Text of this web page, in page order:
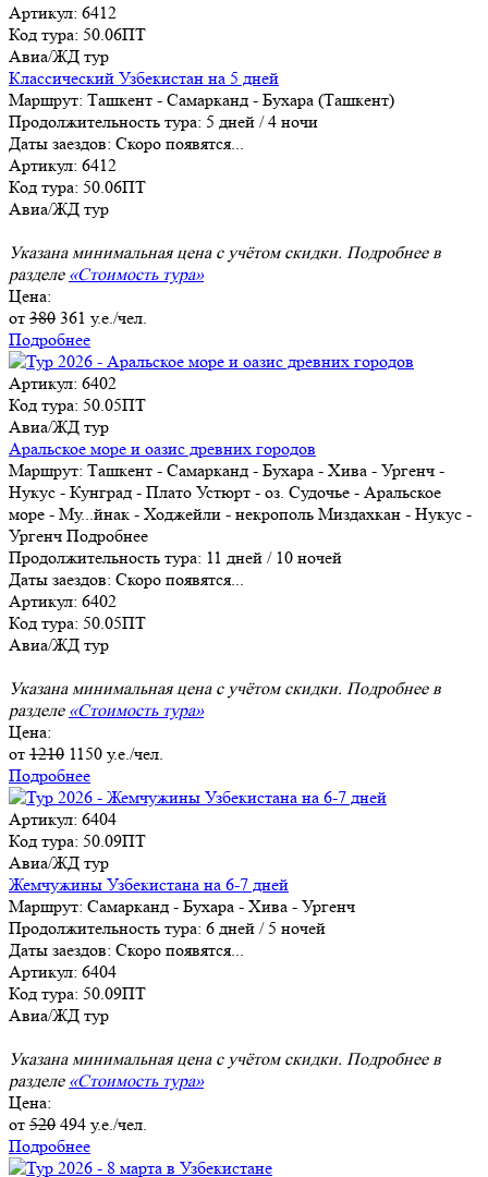
Артикул: 6412
Код тура: 50.06ПТ
Авиа/ЖД тур
Классический Узбекистан на 5 дней
Маршрут: Ташкент - Самарканд - Бухара (Ташкент)
Продолжительность тура: 5 дней / 4 ночи
Даты заездов: Скоро появятся...
Артикул: 6412
Код тура: 50.06ПТ
Авиа/ЖД тур
Указана минимальная цена с учётом скидки. Подробнее в
разделе «Стоимость тура»
Цена:
от 380 361 у.е./чел.
Подробнее
Артикул: 6402
Код тура: 50.05ПТ
Авиа/ЖД тур
Аральское море и оазис древних городов
Маршрут: Ташкент - Самарканд - Бухара - Хива - Ургенч -
Нукус - Кунград - Плато Устюрт - оз. Судочье - Аральское
море - Му... йнак - Ходжейли - некрополь Миздахкан - Нукус -
Ургенч Подробнее
Продолжительность тура: 11 дней / 10 ночей
Даты заездов: Скоро появятся...
Артикул: 6402
Код тура: 50.05ПТ
Авиа/ЖД тур
Указана минимальная цена с учётом скидки. Подробнее в
разделе «Стоимость тура»
Цена:
от 1210 1150 у.е./чел.
Подробнее
Артикул: 6404
Код тура: 50.09ПТ
Авиа/ЖД тур
Жемчужины Узбекистана на 6-7 дней
Маршрут: Самарканд - Бухара - Хива - Ургенч
Продолжительность тура: 6 дней / 5 ночей
Даты заездов: Скоро появятся...
Артикул: 6404
Код тура: 50.09ПТ
Авиа/ЖД тур
Указана минимальная цена с учётом скидки. Подробнее в
разделе «Стоимость тура»
Цена:
от 520 494 у.е./чел.
Подробнее